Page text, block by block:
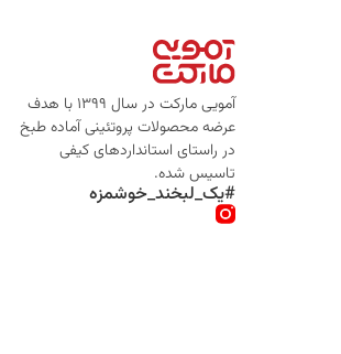
آمویی مارکت در سال 1399 با هدف
عرضه محصولات پروتئینی آماده طبخ
در راستای استانداردهای کیفی
تاسیس شده.
#یک_لبخند_خوشمزه